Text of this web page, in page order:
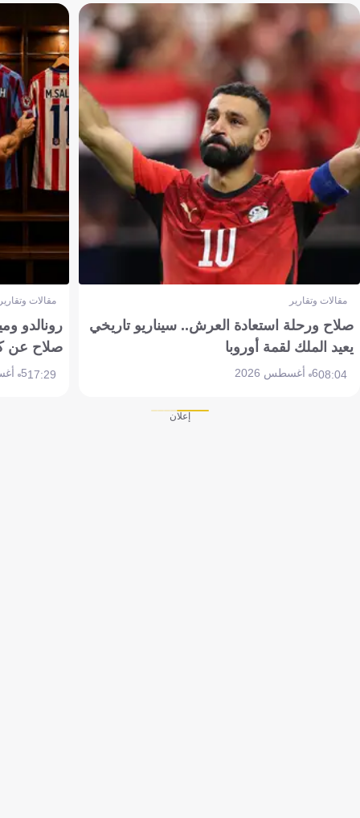
مقالات وتقارير
صلاح ورحلة استعادة العرش.. سيناريو تاريخي
يعيد الملك لقمة أوروبا
08:046 أغسطس 2026
مقالات
رونالدو
صلاح عن
17:295 أغسطس 2026
إعلان